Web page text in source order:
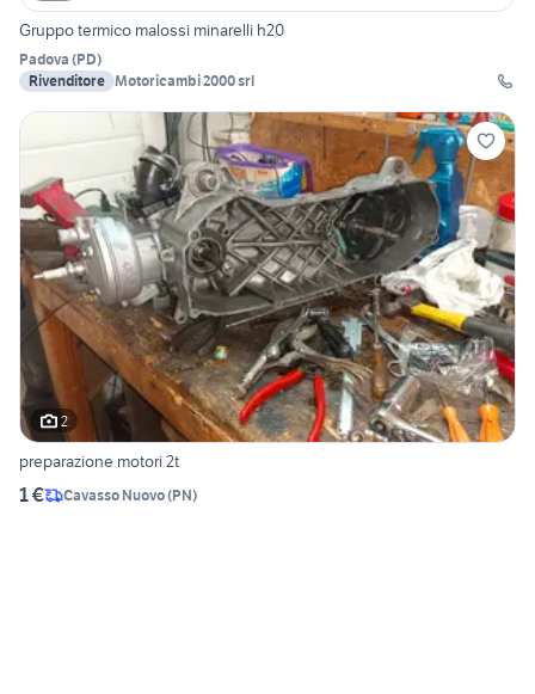
Gruppo termico malossi minarelli h20
Padova (PD)
Rivenditore Motoricambi 2000 srl
2
preparazione motori 2t
1 € Cavasso Nuovo(PN)